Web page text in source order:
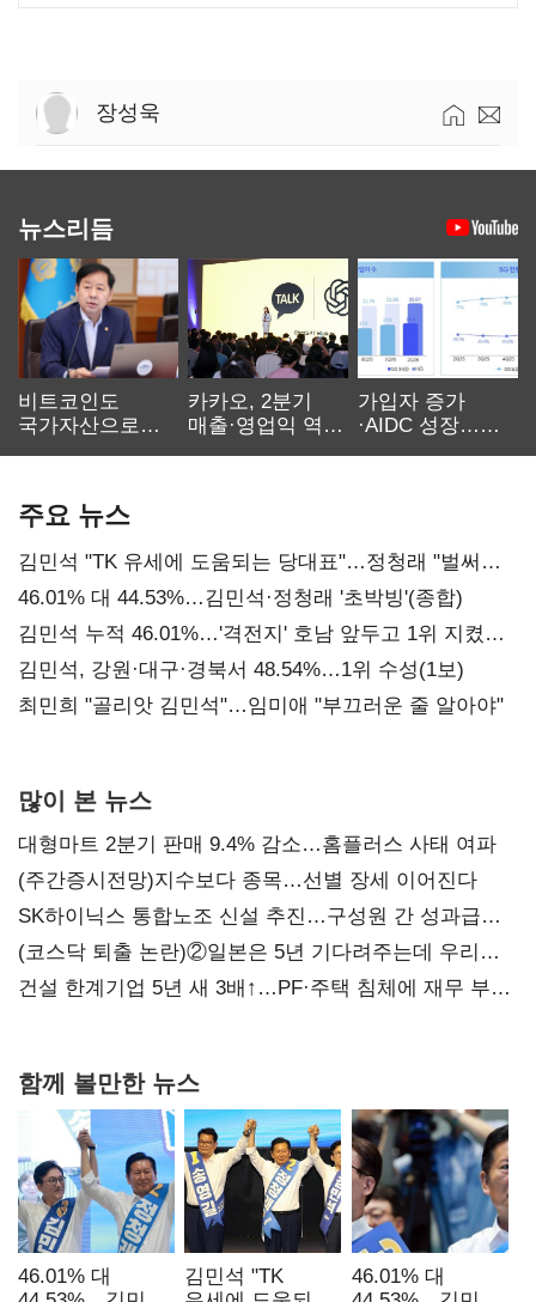
장성욱
뉴스리듬
비트코인도
국가자산으로…'
카카오, 2분기
매출·영업익 역대
가입자 증가
·AIDC 성장…
주요 뉴스
김민석 "TK 유세에 도움되는 당대표"…정청래 "벌써
대표된 양 당직 배분"
46.01% 대 44.53%…김민석·정청래 '초박빙'(종합)
김민석 누적 46.01%…'격전지' 호남 앞두고 1위 지켰다
(2보)
김민석, 강원·대구·경북서 48.54%…1위 수성(1보)
최민희 "골리앗 김민석"…임미애 "부끄러운 줄 알아야"
많이 본 뉴스
대형마트 2분기 판매 9.4% 감소…홈플러스 사태 여파
(주간증시전망)지수보다 종목…선별 장세 이어진다
SK하이닉스 통합노조 신설 추진…구성원 간 성과급
불만 확산
(코스닥 퇴출 논란)②일본은 5년 기다려주는데 우리는
당장 퇴출?…시간만으론 부족한 코스닥 구하기
건설 한계기업 5년 새 3배↑…PF·주택 침체에 재무 부담
함께 볼만한 뉴스
46.01% 대
김민석 "TK
46.01% 대